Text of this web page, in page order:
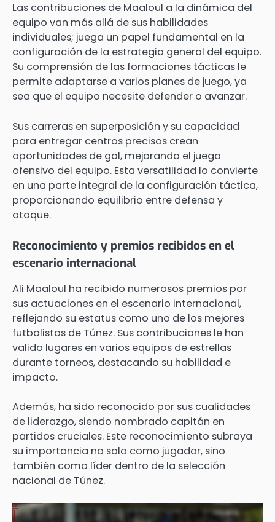
Las contribuciones de Maaloul a la dinámica del
equipo van más allá de sus habilidades
individuales; juega un papel fundamental en la
configuración de la estrategia general del equipo.
Su comprensión de las formaciones tácticas le
permite adaptarse a varios planes de juego, ya
sea que el equipo necesite defender o avanzar.
Sus carreras en superposición y su capacidad
para entregar centros precisos crean
oportunidades de gol, mejorando el juego
ofensivo del equipo. Esta versatilidad lo convierte
en una parte integral de la configuración táctica,
proporcionando equilibrio entre defensa y
ataque.
Reconocimiento y premios recibidos en el
escenario internacional
Ali Maaloul ha recibido numerosos premios por
sus actuaciones en el escenario internacional,
reflejando su estatus como uno de los mejores
futbolistas de Túnez. Sus contribuciones le han
valido lugares en varios equipos de estrellas
durante torneos, destacando su habilidad e
impacto.
Además, ha sido reconocido por sus cualidades
de liderazgo, siendo nombrado capitán en
partidos cruciales. Este reconocimiento subraya
su importancia no solo como jugador, sino
también como líder dentro de la selección
nacional de Túnez.